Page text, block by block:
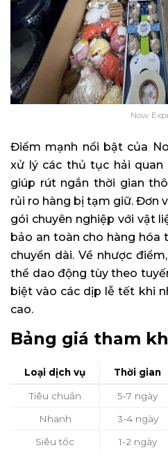
Now
Điểm mạnh nổi bật của
xử lý các thủ tục hải
giúp rút ngắn thời gian
rủi ro hàng bị tạm giữ. Đơn
gói chuyên nghiệp với vật
bảo an toàn cho hàng hóa
chuyển dài. Về nhược
thể dao động tùy theo
biệt vào các dịp lễ tết khi
cao.
Bảng giá tham
Loại dịch vụ Thời gian
Tiêu chuẩn 5-7 ngày
Nhanh 3-4 ngày
Siêu tốc 1-2 ngày